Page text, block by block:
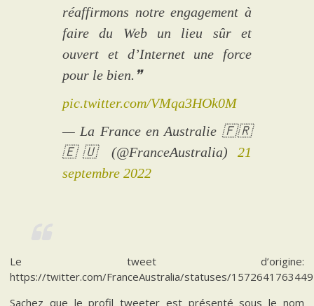
réaffirmons notre engagement à
faire du Web un lieu sûr et
ouvert et d’Internet une force
pour le bien.❞
pic.twitter.com/VMqa3HOk0M
— La France en Australie 🇫🇷
🇪🇺 (@FranceAustralia) 21
septembre 2022
Le tweet d’origine:
https://twitter.com/FranceAustralia/statuses/
Sachez que le profil tweeter est présenté sous le nom